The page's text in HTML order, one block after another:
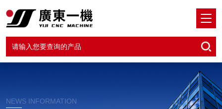
NEWS INFORMATION